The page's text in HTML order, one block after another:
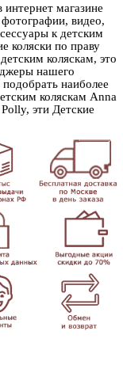
магазине
видео,
к детским
коляски по праву
коляскам, это
нашего
наиболее
коляскам Anna
эти Детские